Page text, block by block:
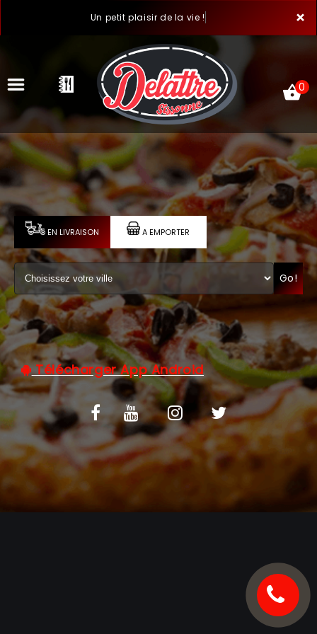
×
Un petit plaisir de la vie !
ACCUEIL
LA CARTE
VOTRE COMPTE
NOTRE RESTAURANT
VOS AVIS
MENTIONS LÉGALES
C.G.V
0
EN LIVRAISON A EMPORTER
Go!
Télécharger App Android